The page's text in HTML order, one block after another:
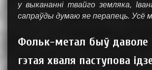
у выкананні твайго земляка,
сапраўды думаю яе перапець. Усё
Фольк-метал быў даволе
гэтая хваля паступова